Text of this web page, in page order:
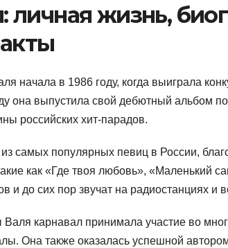
личная жизнь,
начала в 1986 году, когда выиграла
она выпустила свой дебютный альбом
российских хит-парадов.
самых популярных певиц в России,
как «Где твоя любовь», «Маленький
и до сих пор звучат на радиостанциях и
карнавал принимала участие во
Она также оказалась успешной